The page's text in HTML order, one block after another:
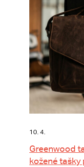
10. 4.
Greenwood
kožené tašky